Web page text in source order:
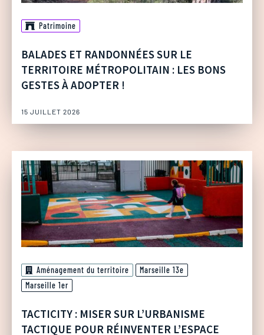
Patrimoine
BALADES ET RANDONNÉES SUR LE
TERRITOIRE MÉTROPOLITAIN : LES BONS
GESTES À ADOPTER !
15 JUILLET 2026
Aménagement du territoire
Marseille 13e
Marseille 1er
TACTICITY : MISER SUR L’URBANISME
TACTIQUE POUR RÉINVENTER L’ESPACE